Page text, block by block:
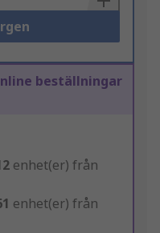
beställningar
enhet(er) från
enhet(er) från